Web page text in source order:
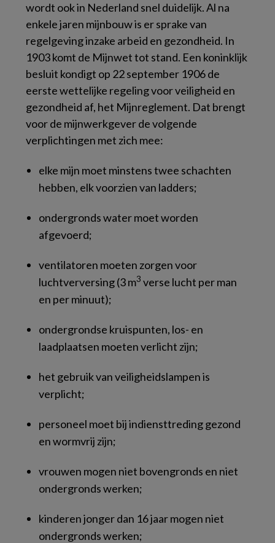
wordt ook in Nederland snel duidelijk. Al na
enkele jaren mijnbouw is er sprake van
regelgeving inzake arbeid en gezondheid. In
1903 komt de Mijnwet tot stand. Een koninklijk
besluit kondigt op 22 september 1906 de
eerste wettelijke regeling voor veiligheid en
gezondheid af, het Mijnreglement. Dat brengt
voor de mijnwerkgever de volgende
verplichtingen met zich mee:
elke mijn moet minstens twee schachten
hebben, elk voorzien van ladders;
ondergronds water moet worden
afgevoerd;
ventilatoren moeten zorgen voor
luchtverversing (3 m3 verse lucht per man
en per minuut);
ondergrondse kruispunten, los- en
laadplaatsen moeten verlicht zijn;
het gebruik van veiligheidslampen is
verplicht;
personeel moet bij indiensttreding gezond
en wormvrij zijn;
vrouwen mogen niet bovengronds en niet
ondergronds werken;
kinderen jonger dan 16 jaar mogen niet
ondergronds werken;